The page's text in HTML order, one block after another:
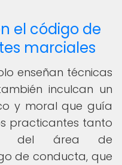
el código de
marciales
enseñan técnicas
inculcan un
y moral que guía
practicantes tanto
del área de
de conducta, que